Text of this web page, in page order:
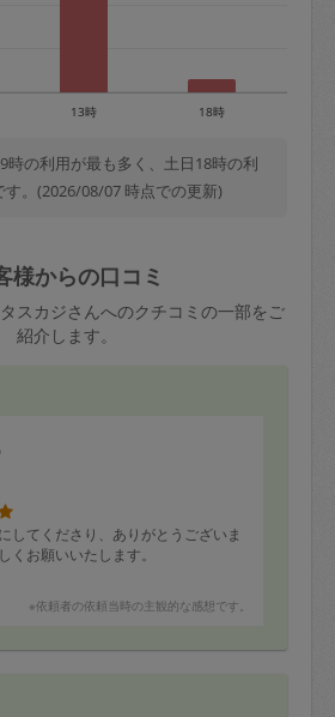
13時 18時
時の利用が最も多く、土日18時の利
す。(2026/08/07 時点での更新)
様からの口コミ
スカジさんへのクチコミの一部をご
紹介します。
してくださり、ありがとうございま
くお願いいたします。
※依頼者の依頼当時の主観的な感想です。